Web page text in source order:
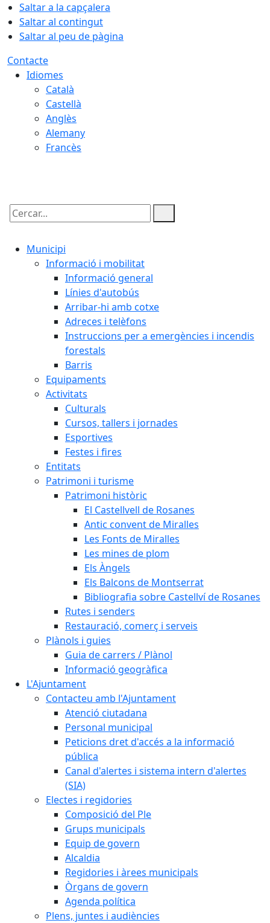
Saltar a la capçalera
Saltar al contingut
Saltar al peu de pàgina
Contacte
Idiomes
Català
Castellà
Anglès
Alemany
Francès
Cercar:
Municipi
Informació i mobilitat
Informació general
Línies d'autobús
Arribar-hi amb cotxe
Adreces i telèfons
Instruccions per a emergències i incendis
forestals
Barris
Equipaments
Activitats
Culturals
Cursos, tallers i jornades
Esportives
Festes i fires
Entitats
Patrimoni i turisme
Patrimoni històric
El Castellvell de Rosanes
Antic convent de Miralles
Les Fonts de Miralles
Les mines de plom
Els Àngels
Els Balcons de Montserrat
Bibliografia sobre Castellví de Rosanes
Rutes i senders
Restauració, comerç i serveis
Plànols i guies
Guia de carrers / Plànol
Informació geogràfica
L'Ajuntament
Contacteu amb l'Ajuntament
Atenció ciutadana
Personal municipal
Peticions dret d'accés a la informació
pública
Canal d'alertes i sistema intern d'alertes
(SIA)
Electes i regidories
Composició del Ple
Grups municipals
Equip de govern
Alcaldia
Regidories i àrees municipals
Òrgans de govern
Agenda política
Plens, juntes i audiències